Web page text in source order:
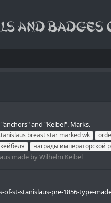
and "Kelbel". Marks.
breast star marked wk
награды императорской
made by Wilhelm Keibel
st-stanislaus-pre-1856-type-